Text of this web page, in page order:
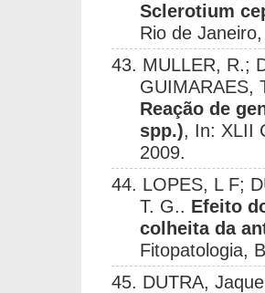
Sclerotium
Rio de
43. MULLER, R.;
GUIMARAES,
Reação de
spp.), In: XLII
2009.
44. LOPES, L F;
T. G.. Efeito
colheita da
Fitopatologia,
45. DUTRA,